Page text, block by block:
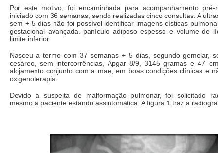
Por este motivo, foi encaminhada para acompanhamento
iniciado com 36 semanas, sendo realizadas cinco consultas. A
sem + 5 dias não foi possível identificar imagens císticas
gestacional avançada, panículo adiposo espesso e volume de
limite inferior.
Nasceu a termo com 37 semanas + 5 dias, segundo gemelar,
cesáreo, sem intercorrências, Apgar 8/9, 3145 gramas e 47
alojamento conjunto com a mae, em boas condições clínicas e
oxigenoterapia.
Devido a suspeita de malformação pulmonar, foi solicitado
mesmo a paciente estando assintomática. A figura 1 traz a